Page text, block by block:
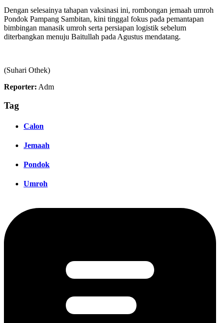
​Dengan selesainya tahapan vaksinasi ini, rombongan jemaah umroh
Pondok Pampang Sambitan, kini tinggal fokus pada pemantapan
bimbingan manasik umroh serta persiapan logistik sebelum
diterbangkan menuju Baitullah pada Agustus mendatang.
(Suhari Othek)
Reporter: Adm
Tag
Calon
Jemaah
Pondok
Umroh